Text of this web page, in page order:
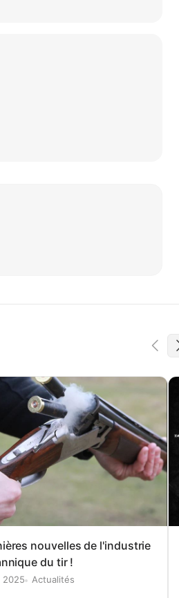
nouvelles de l'industrie
du tir !
2025 Actualités